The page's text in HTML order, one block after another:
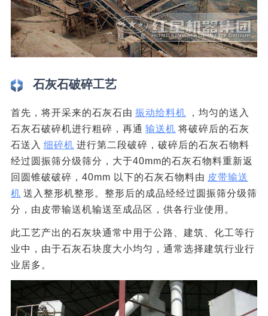
石灰石破碎工艺
首先，将开采来的石灰石由 振动给料机
，均匀的送入
石灰石破碎机进行粗碎，再通 输送机 将破碎后的石灰
石送入 细碎机 进行第二段破碎，破碎后的石灰石物料
经过圆振筛分级筛分，大于40mm的石灰石物料重新返
回圆锥破破碎，40mm 以下的石灰石物料由 皮带输送
机 送入整形机整形。整形后的成品经经过圆振筛分级筛
分，由皮带输送机输送至成品区，供各行业使用。
此工艺产出的石灰块通常中用于公路、建筑、化工等行
业中，由于石灰石块度大小均匀，通常选择建筑行业行
业居多。